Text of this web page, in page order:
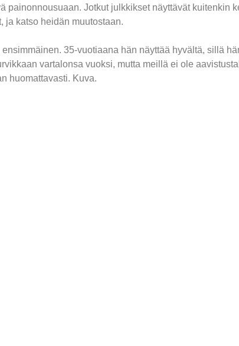
painonnousuaan. Jotkut julkkikset näyttävät kuitenkin
ja katso heidän muutostaan.
35-vuotiaana hän näyttää hyvältä, sillä
vartalonsa vuoksi, mutta meillä ei ole
huomattavasti. Kuva.